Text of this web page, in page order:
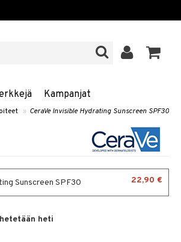
Kampanjat
» CeraVe Invisible Hydrating Sunscreen SPF30
Sunscreen SPF30 22,90 €
heti